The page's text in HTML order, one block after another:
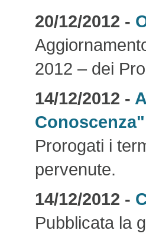
20/12/2012 -
2012 – dei
14/12/2012 -
Conoscenza"
Prorogati i
pervenute.
14/12/2012 -
Pubblicata la